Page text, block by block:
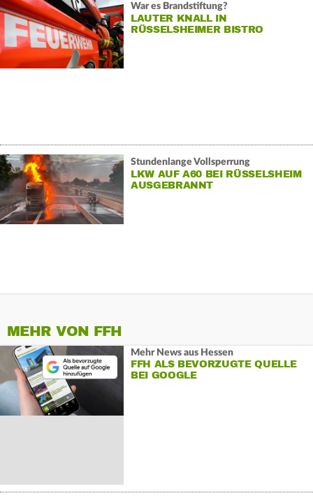
War es Brandstiftung?
LAUTER KNALL IN
RÜSSELSHEIMER BISTRO
Stundenlange Vollsperrung
LKW AUF A60 BEI RÜSSELSHEIM
AUSGEBRANNT
MEHR VON FFH
Mehr News aus Hessen
FFH ALS BEVORZUGTE QUELLE
BEI GOOGLE